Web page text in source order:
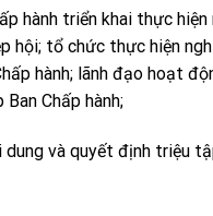
hành triển khai thực
hội; tổ chức thực hiện
hành; lãnh đạo hoạt
Chấp hành;
dung và quyết định triệu